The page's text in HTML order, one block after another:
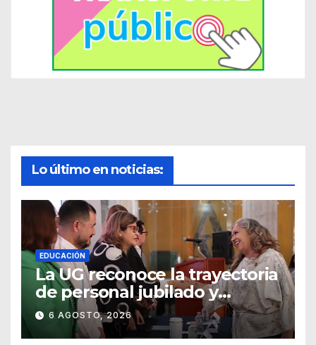
Lo último en noticias:
EDUCACIÓN
La UG reconoce la trayectoria
de personal jubilado y
agradece su legado
6 AGOSTO, 2026